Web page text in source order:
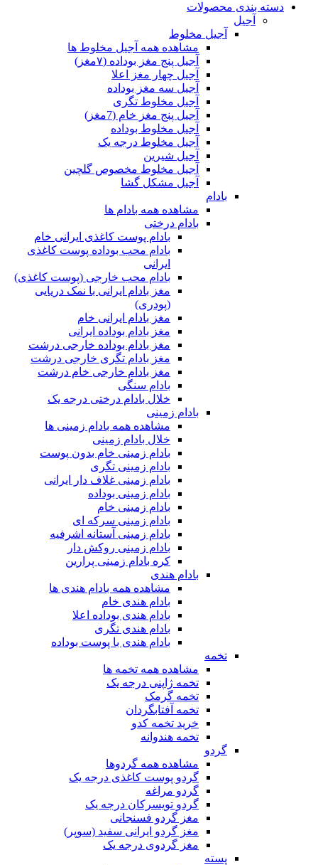
دسته بندی محصولات
آجیل
آجیل مخلوط
مشاهده همه آجیل مخلوط ها
آجیل پنج مغز بوداده (۷مغز)
آجیل چهار مغز اعلا
آجیل سه مغز بوداده
آجیل مخلوط تگری
آجیل پنج مغز خام (7مغز)
آجیل مخلوط بوداده
آجیل مخلوط درجه یک
آجیل شیرین
آجیل مخلوط مخصوص گلچین
آجیل مشکل گشا
بادام
مشاهده همه بادام ها
بادام درختی
بادام پوست کاغذی ایرانی خام
بادام محب بوداده پوست کاغذی
ایرانی
بادام محب خارجی (پوست کاغذی)
مغز بادام ایرانی با نمک دریایی
(پودری)
مغز بادام ایرانی خام
مغز بادام بوداده ایرانی
مغز بادام بوداده خارجی درشت
مغز بادام تگری خارجی درشت
مغز بادام خارجی خام درشت
بادام سنگی
خلال بادام درختی درجه یک
بادام زمینی
مشاهده همه بادام زمینی ها
خلال بادام زمینی
بادام زمینی خام بدون پوست
بادام زمینی تگری
بادام زمینی غلاف دار ایرانی
بادام زمینی بوداده
بادام زمینی خام
بادام زمینی سرکه ای
بادام زمینی آستانه اشرفیه
بادام زمینی روکش دار
کره بادام زمینی پرارین
بادام هندی
مشاهده همه بادام هندی ها
بادام هندی خام
بادام هندی بوداده اعلا
بادام هندی تگری
بادام هندی با پوست بوداده
تخمه
مشاهده همه تخمه ها
تخمه ژاپنی درجه یک
تخمه گرمک
تخمه آفتابگردان
خرید تخمه کدو
تخمه هندوانه
گردو
مشاهده همه گردوها
گردو پوست کاغذی درجه یک
گردو مراغه
گردو تویسرکان درجه یک
مغز گردو فسنجانی
مغز گردو ایرانی سفید (سوپر)
مغز گردوی درجه یک
پسته